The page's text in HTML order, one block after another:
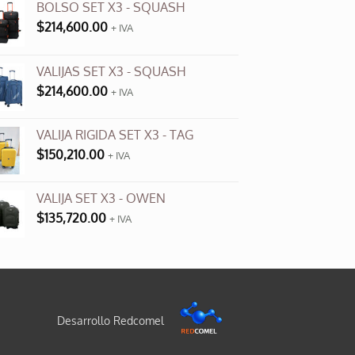
BOLSO SET X3 - SQUASH
$214,600.00 + IVA
VALIJAS SET X3 - SQUASH
$214,600.00 + IVA
VALIJA RIGIDA SET X3 - TAG
$150,210.00 + IVA
VALIJA SET X3 - OWEN
$135,720.00 + IVA
Desarrollo Redcomel